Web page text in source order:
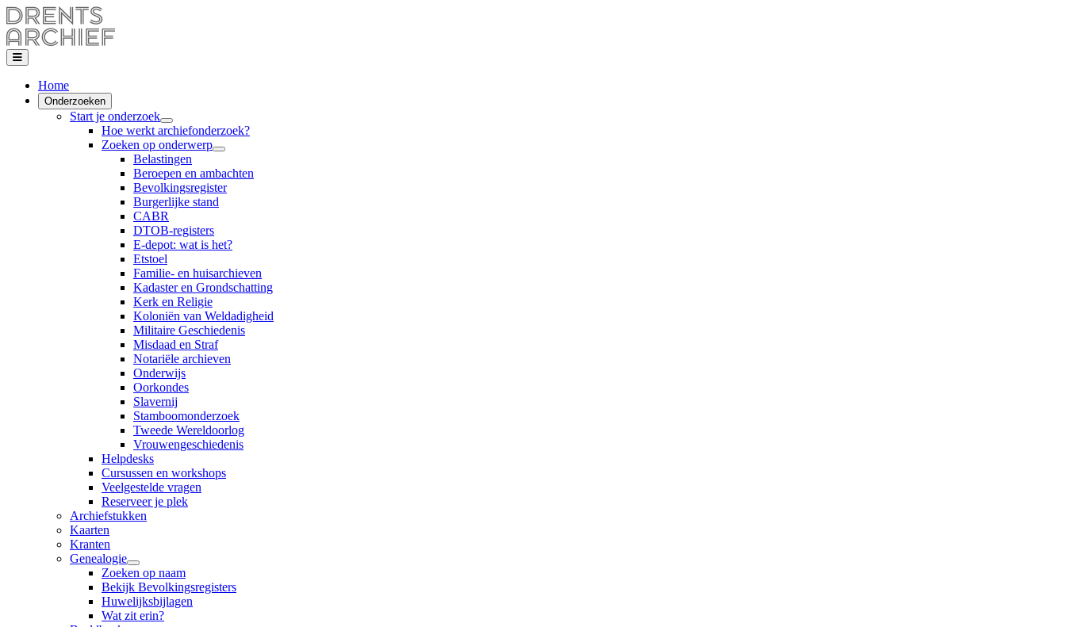
Home
Onderzoeken
Start je onderzoek
Hoe werkt archiefonderzoek?
Zoeken op onderwerp
Belastingen
Beroepen en ambachten
Bevolkingsregister
Burgerlijke stand
CABR
DTOB-registers
E-depot: wat is het?
Etstoel
Familie- en huisarchieven
Kadaster en Grondschatting
Kerk en Religie
Koloniën van Weldadigheid
Militaire Geschiedenis
Misdaad en Straf
Notariële archieven
Onderwijs
Oorkondes
Slavernij
Stamboomonderzoek
Tweede Wereldoorlog
Vrouwengeschiedenis
Helpdesks
Cursussen en workshops
Veelgestelde vragen
Reserveer je plek
Archiefstukken
Kaarten
Kranten
Genealogie
Zoeken op naam
Bekijk Bevolkingsregisters
Huwelijksbijlagen
Wat zit erin?